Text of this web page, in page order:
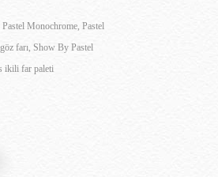
,Pastel Monochrome ,Pastel
farı Show By Pastel
ikili far paleti